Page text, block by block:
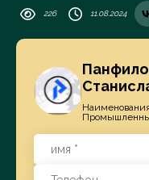
226 11.08.2024